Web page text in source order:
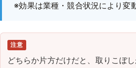
※効果は業種・競合状況により変
注意
どちらか片方だけだと、取りこぼし